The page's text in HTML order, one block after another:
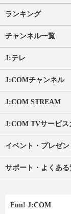
ランキング
チャンネル一覧
J:テレ
J:COMチャンネル
J:COM STREAM
J:COM TVサービス
イベント・プレゼン
サポート・よくある
Fun! J:COM